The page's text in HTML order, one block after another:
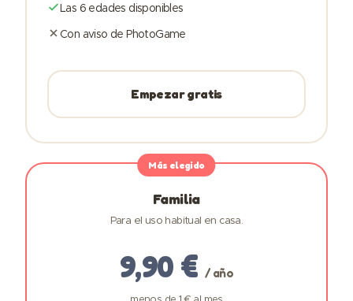
Las 6 edades disponibles
Con aviso de PhotoGame
Empezar gratis
Familia
Para el uso habitual en casa.
9,90 € / año